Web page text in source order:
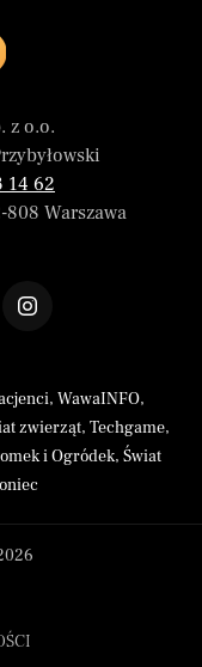
z o.o.
14 62
Warszawa
, WawaINFO,
zwierząt, Techgame,
i Ogródek, Świat